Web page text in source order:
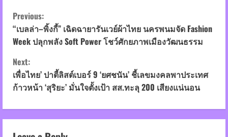
C
o
n
t
i
n
Previous:
“เบลล่า–พิ้งกี้” เฉิดฉายารันเวย์ผ้าไทย นครพนมจัด Fashion
Week ปลุกพลัง Soft Power โชว์ศักยภาพเมืองวัฒนธรรม
Next:
เพื่อไทย’ ปาตี้ลิสต์เบอร์ 9 ‘ยศชนัน’ ชี้เลขมงคลพาประเทศ
ก้าวหน้า ‘สุริยะ’ มั่นใจตั้งเป้า สส.ทะลุ 200 เสียงแน่นอน